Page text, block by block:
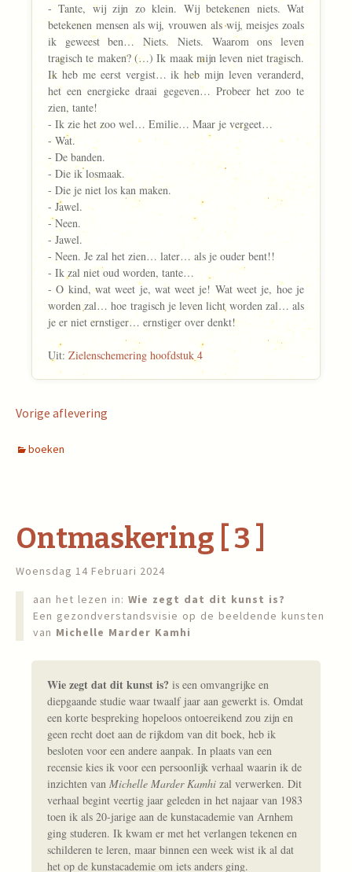
- Tante, wij zijn zo klein. Wij betekenen niets. Wat
betekenen mensen als wij, vrouwen als wij, meisjes zoals
ik geweest ben… Niets. Niets. Waarom ons leven
tragisch te maken? (…) Ik maak mijn leven niet tragisch.
Ik heb me eerst vergist… ik heb mijn leven veranderd,
het een energieke draai gegeven… Probeer het zoo te
zien, tante!
- Ik zie het zoo wel… Emilie… Maar je vergeet…
- Wat.
- De banden.
- Die ik losmaak.
- Die je niet los kan maken.
- Jawel.
- Neen.
- Jawel.
- Neen. Je zal het zien… later… als je ouder bent!!
- Ik zal niet oud worden, tante…
- O kind, wat weet je, wat weet je! Wat weet je, hoe je
worden zal… hoe tragisch je leven licht worden zal… als
je er niet ernstiger… ernstiger over denkt!
Uit: Zielenschemering hoofdstuk 4
Vorige aflevering
boeken
Ontmaskering [ 3 ]
Woensdag 14 Februari 2024
aan het lezen in: Wie zegt dat dit kunst is?
Een gezondverstandsvisie op de beeldende kunsten
van Michelle Marder Kamhi
Wie zegt dat dit kunst is? is een omvangrijke en
diepgaande studie waar twaalf jaar aan gewerkt is. Omdat
een korte bespreking hopeloos ontoereikend zou zijn en
geen recht doet aan de rijkdom van dit boek, heb ik
besloten voor een andere aanpak. In plaats van een
recensie kies ik voor een persoonlijk verhaal waarin ik de
inzichten van Michelle Marder Kamhi zal verwerken. Dit
verhaal begint veertig jaar geleden in het najaar van 1983
toen ik als 20-jarige aan de kunstacademie van Arnhem
ging studeren. Ik kwam er met het verlangen tekenen en
schilderen te leren, maar binnen een week wist ik al dat
het op de kunstacademie om iets anders ging.